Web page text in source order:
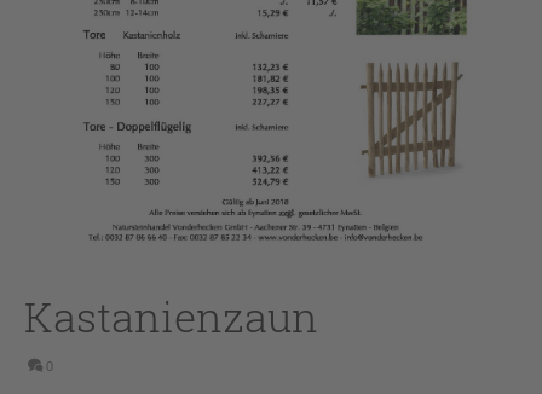
Kastanienzaun
0